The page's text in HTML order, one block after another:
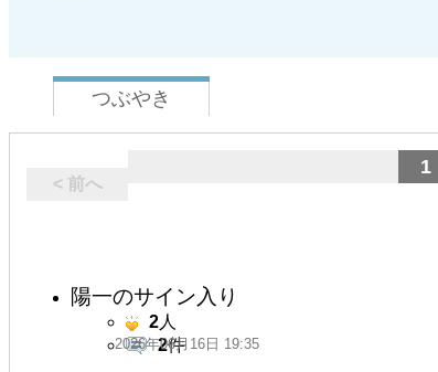
つぶやき
< 前へ
1
陽一のサイン入り
2026年06月16日 19:35
2人
2件